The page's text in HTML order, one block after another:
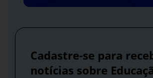
Cadastre-se para
notícias sobre